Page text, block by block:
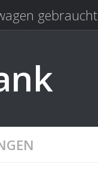
gebraucht